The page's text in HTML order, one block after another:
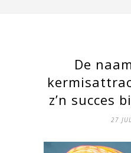
De
z’n succes
27